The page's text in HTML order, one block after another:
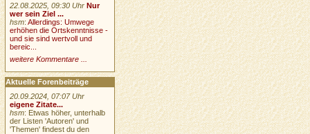
22.08.2025, 09:30 Uhr Nur
wer sein Ziel ...
hsm:Allerdings: Umwege
erhöhen die Ortskenntnisse -
und sie sind wertvoll und
bereic...
weitere Kommentare ...
Aktuelle Forenbeiträge
20.09.2024, 07:07 Uhr
eigene Zitate...
hsm: Etwas höher, unterhalb
der Listen 'Autoren' und
'Themen' findest du den